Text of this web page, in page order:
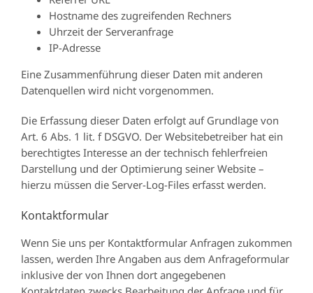
Hostname des zugreifenden Rechners
Uhrzeit der Serveranfrage
IP-Adresse
Eine Zusammenführung dieser Daten mit anderen
Datenquellen wird nicht vorgenommen.
Die Erfassung dieser Daten erfolgt auf Grundlage von
Art. 6 Abs. 1 lit. f DSGVO. Der Websitebetreiber hat ein
berechtigtes Interesse an der technisch fehlerfreien
Darstellung und der Optimierung seiner Website –
hierzu müssen die Server-Log-Files erfasst werden.
Kontaktformular
Wenn Sie uns per Kontaktformular Anfragen zukommen
lassen, werden Ihre Angaben aus dem Anfrageformular
inklusive der von Ihnen dort angegebenen